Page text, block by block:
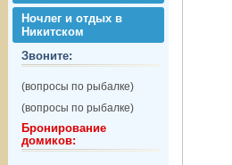
Ночлег и отдых в
Никитском
Звоните:
(вопросы по рыбалке)
(вопросы по рыбалке)
Бронирование
домиков: